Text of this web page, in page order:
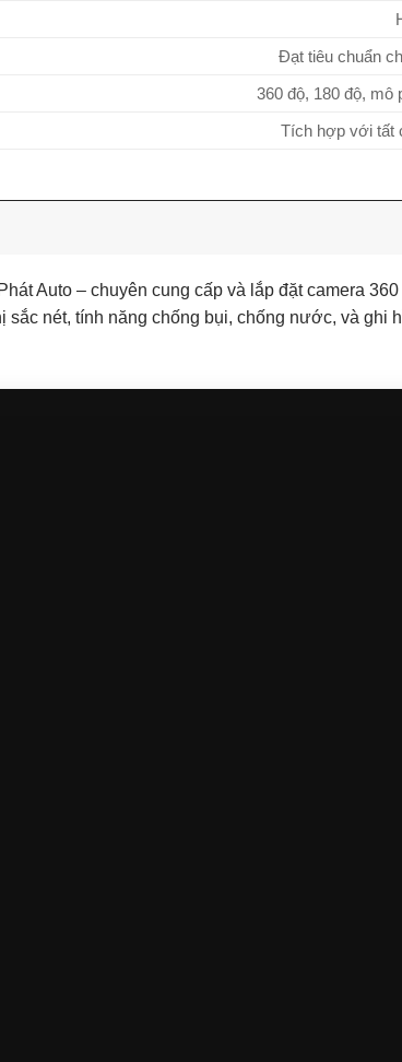
Đạt tiêu chuẩn
360 độ, 180 độ, mô
Tích hợp với tất
Auto – chuyên cung cấp và lắp đặt camera
sắc nét, tính năng chống bụi, chống nước, và ghi